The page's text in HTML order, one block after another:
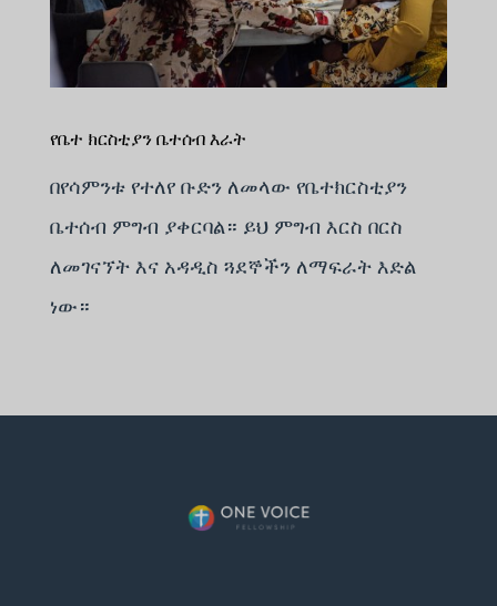
የቤተ ክርስቲያን ቤተሰብ እራት
በየሳምንቱ የተለየ ቡድን ለመላው የቤተክርስቲያን
ቤተሰብ ምግብ ያቀርባል። ይህ ምግብ እርስ በርስ
ለመገናኘት እና አዳዲስ ጓደኞችን ለማፍራት እድል
ነው።